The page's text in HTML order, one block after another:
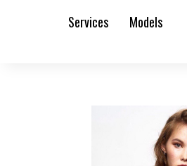
Services Models